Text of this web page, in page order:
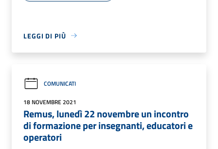
LEGGI DI PIÙ
COMUNICATI
18 NOVEMBRE 2021
Remus, lunedì 22 novembre un incontro
di formazione per insegnanti, educatori e
operatori